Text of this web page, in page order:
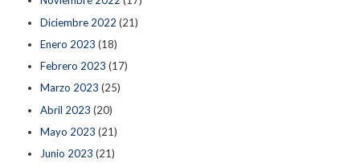
Diciembre 2022 (21)
Enero 2023 (18)
Febrero 2023 (17)
Marzo 2023 (25)
Abril 2023 (20)
Mayo 2023 (21)
Junio 2023 (21)